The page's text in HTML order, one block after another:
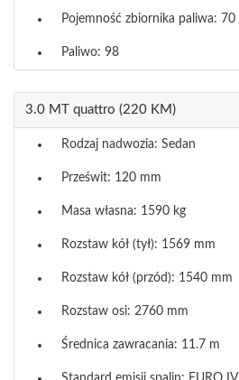
Pojemność zbiornika paliwa: 70 l
Paliwo: 98
3.0 MT quattro (220 KM)
Rodzaj nadwozia: Sedan
Prześwit: 120 mm
Masa własna: 1590 kg
Rozstaw kół (tył): 1569 mm
Rozstaw kół (przód): 1540 mm
Rozstaw osi: 2760 mm
Średnica zawracania: 11.7 m